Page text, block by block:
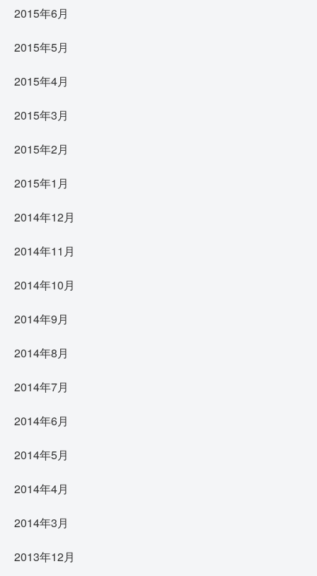
2015年6月
2015年5月
2015年4月
2015年3月
2015年2月
2015年1月
2014年12月
2014年11月
2014年10月
2014年9月
2014年8月
2014年7月
2014年6月
2014年5月
2014年4月
2014年3月
2013年12月